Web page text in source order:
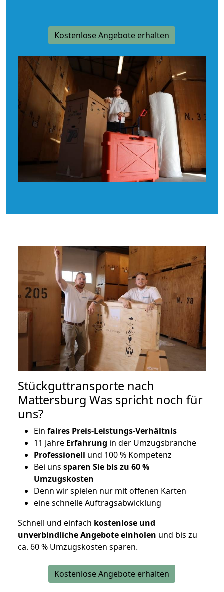
Kostenlose Angebote erhalten
Stückguttransporte nach
Mattersburg Was spricht noch für
uns?
Ein faires Preis-Leistungs-Verhältnis
11 Jahre Erfahrung in der Umzugsbranche
Professionell und 100 % Kompetenz
Bei uns sparen Sie bis zu 60 %
Umzugskosten
Denn wir spielen nur mit offenen Karten
eine schnelle Auftragsabwicklung
Schnell und einfach kostenlose und
unverbindliche Angebote einholen und bis zu
ca. 60 % Umzugskosten sparen.
Kostenlose Angebote erhalten